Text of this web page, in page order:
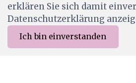
Merkliste Menu
erklären Sie sich damit
Datenschutzerklärung
Ich bin einverstanden